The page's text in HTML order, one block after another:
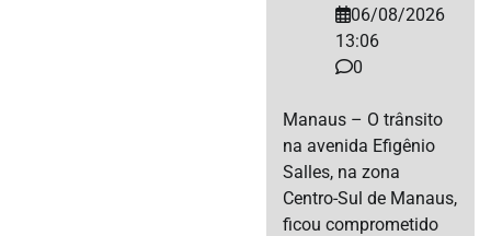
06/08/2026
13:06
0
Manaus – O trânsito
na avenida Efigênio
Salles, na zona
Centro-Sul de Manaus,
ficou comprometido